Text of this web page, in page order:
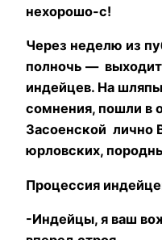
нехорошо-с!
Через неделю из
полночь —
индейцев. На
сомнения, пошли в
Засоенской лично
юрловских,
Процессия
-Индейцы, я ваш